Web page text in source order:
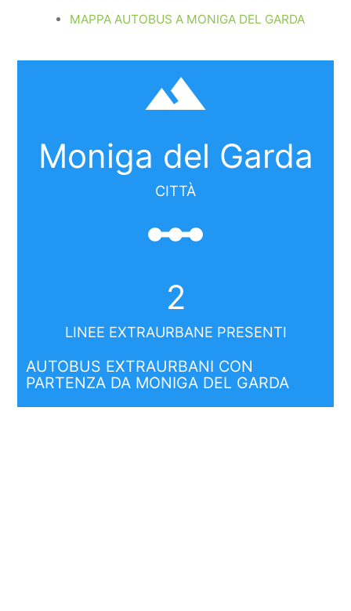
MAPPA AUTOBUS A MONIGA DEL GARDA
filter_hdr
Moniga del Garda
CITTÀ
linear_scale
2
LINEE EXTRAURBANE PRESENTI
AUTOBUS EXTRAURBANI CON
PARTENZA DA MONIGA DEL GARDA